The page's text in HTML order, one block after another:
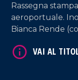
Rassegna
aeroportuale.
Bianca Rende
Paviglianiti.
VAI AL TITOLO